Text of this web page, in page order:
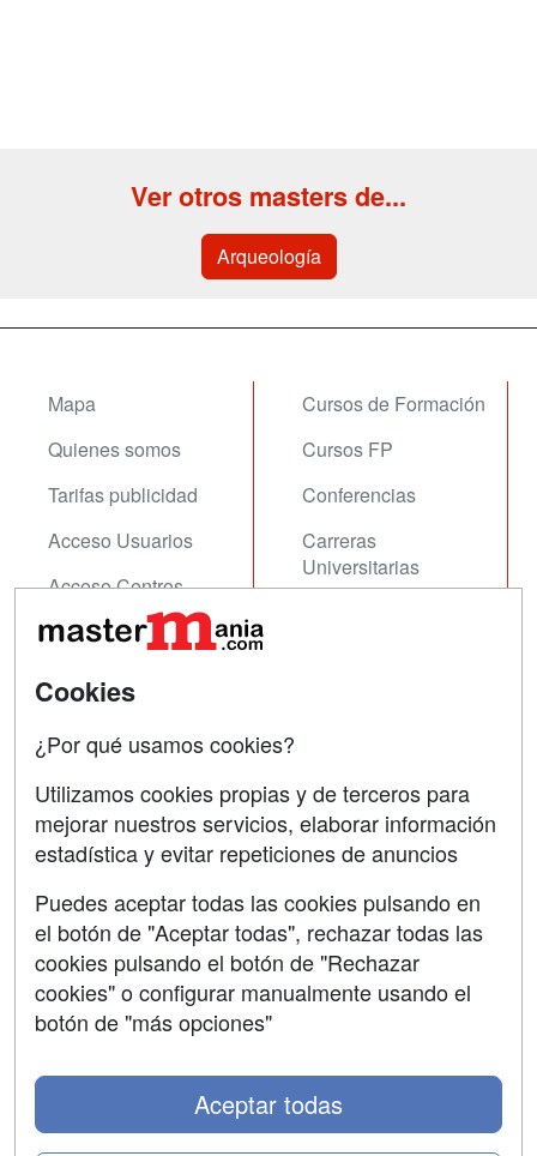
Ver otros masters de...
Arqueología
Mapa
Quienes somos
Tarifas publicidad
Acceso Usuarios
Acceso Centros
Cursos de Formación
Cursos FP
Conferencias
Carreras
Universitarias
Contactar
Copyleft
Grupo formazion:
Cookies
¿Por qué usamos cookies?
Utilizamos cookies propias y de terceros para
mejorar nuestros servicios, elaborar información
estadística y evitar repeticiones de anuncios
Puedes aceptar todas las cookies pulsando en
el botón de "Aceptar todas", rechazar todas las
cookies pulsando el botón de "Rechazar
cookies" o configurar manualmente usando el
botón de "más opciones"
Aceptar todas